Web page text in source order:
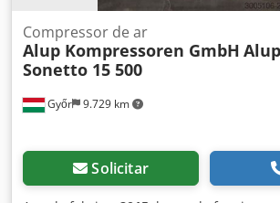
Győr 9.729 km
Compressor de ar
Alup Kompressoren GmbH Alup
Sonetto 15 500
Solicitar